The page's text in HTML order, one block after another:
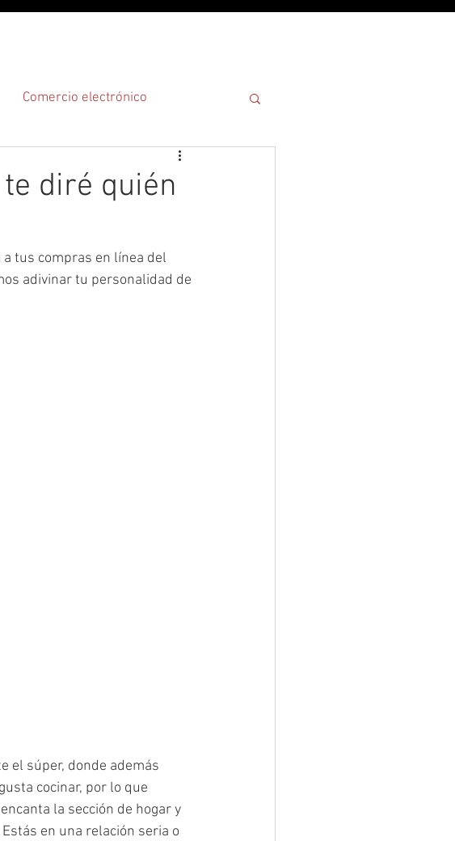
Comercio electrónico
diré quién
tus compras en línea del
adivinar tu personalidad de
el súper, donde además
cocinar, por lo que
la sección de hogar y
en una relación seria o